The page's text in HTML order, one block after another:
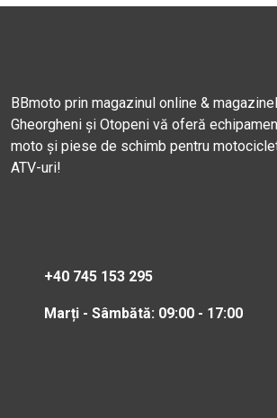
BBmoto prin magazinul online &
Gheorgheni și Otopeni vă oferă
moto și piese de schimb pentru
ATV-uri!
+40 745 153 295
Marți - Sâmbătă: 09:00 - 17:00